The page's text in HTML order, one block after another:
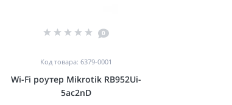
0
Код товара: 6379-0001
Wi-Fi роутер Mikrotik RB952Ui-
5ac2nD